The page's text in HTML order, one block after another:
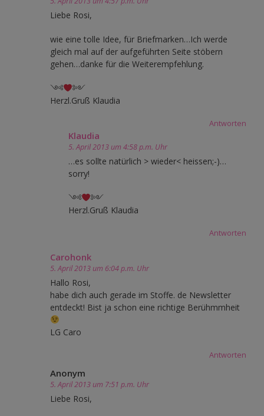
Liebe Rosi,
wie eine tolle Idee, für Briefmarken…Ich werde
gleich mal auf der aufgeführten Seite stöbern
gehen…danke für die Weiterempfehlung.
༺
༻
Herzl.Gruß Klaudia
Antworten
Klaudia
5. April 2013 um 4:58 p.m. Uhr
…es sollte natürlich > wieder< heissen;-)…
sorry!
༺
༻
Herzl.Gruß Klaudia
Antworten
Carohonk
5. April 2013 um 6:04 p.m. Uhr
Hallo Rosi,
habe dich auch gerade im Stoffe. de Newsletter
entdeckt! Bist ja schon eine richtige Berühmmheit
LG Caro
Antworten
Anonym
5. April 2013 um 7:51 p.m. Uhr
Liebe Rosi,